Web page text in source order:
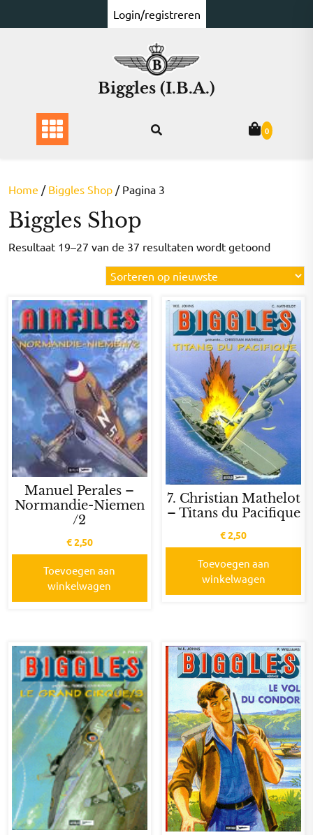
naar
Login/registreren
Biggles (I.B.A.)
0
Home / Biggles Shop / Pagina 3
Biggles Shop
Resultaat 19–27 van de 37 resultaten wordt getoond
op
Manuel Perales –
Normandie-Niemen
/2
€2,50
Toevoegen aan
winkelwagen
7. Christian Mathelot
– Titans du Pacifique
€2,50
Toevoegen aan
winkelwagen